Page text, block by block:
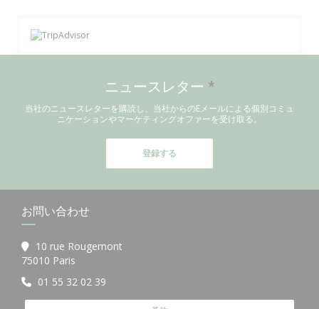
ニュースレター *
当社のニュースレターを購読し、当社からのEメールによる個別コミュ
ニケーションやマーケティングオファーを受け取る。
登録する
お問い合わせ
10 rue Rougemont
75010 Paris
01 55 32 02 39